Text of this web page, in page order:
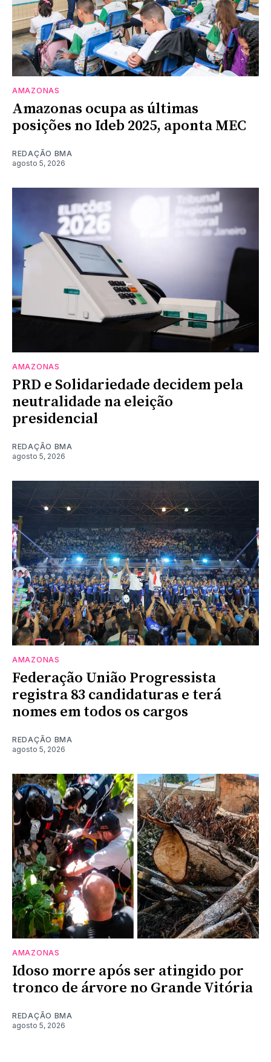
AMAZONAS
Amazonas ocupa as últimas
posições no Ideb 2025, aponta MEC
REDAÇÃO BMA
agosto 5, 2026
AMAZONAS
PRD e Solidariedade decidem pela
neutralidade na eleição
presidencial
REDAÇÃO BMA
agosto 5, 2026
AMAZONAS
Federação União Progressista
registra 83 candidaturas e terá
nomes em todos os cargos
REDAÇÃO BMA
agosto 5, 2026
AMAZONAS
Idoso morre após ser atingido por
tronco de árvore no Grande Vitória
REDAÇÃO BMA
agosto 5, 2026